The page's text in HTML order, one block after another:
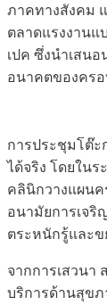
ภาคทางสังคม
ตลาดแรงงานแ
เปค ซึ่งนำเสน
อนาคตของครอ
การประชุมโต๊ะ
ได้จริง โดยในร
คลินิกวางแผนค
อนามัยการเจริ
ตระหนักรู้และข
จากการเสวนา
บริการด้านสุข